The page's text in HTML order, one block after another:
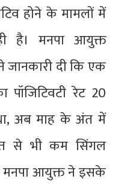
होने के मामलों में
है। मनपा आयुक्त
दी कि एक
पॉजिटिवटी रेट 20
अब माह के अंत में
से भी कम सिंगल
मनपा आयुक्त ने इसके